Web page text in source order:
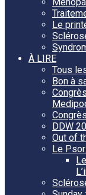
Le
À LIRE
Tous
Bon à
DDW
Out of
Le